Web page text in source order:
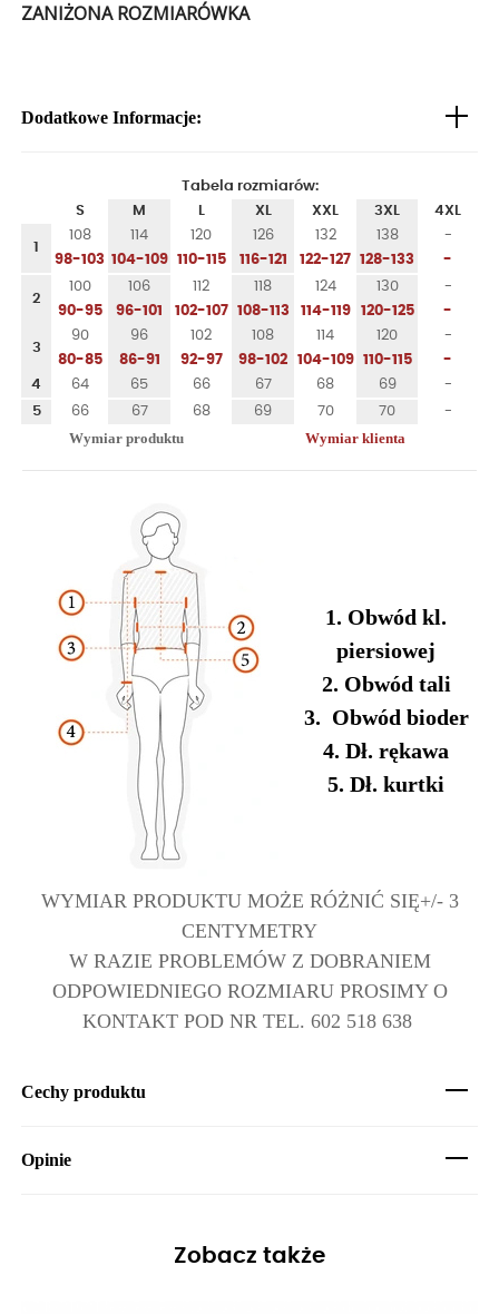
ZANIŻONA ROZMIARÓWKA
Dodatkowe Informacje:
Tabela rozmiarów:
S
M L XL XXL 3XL 4XL
108 114 120 126 132 138
-
98-103 104-109 110-115 116-121 122-127 128-133 -
2
100 106 112 118 124 130
-
90-95
96-101 102-107 108-113 114-119 120-125 -
3
90 96 102 108 114 120
-
80-85
86-91 92-97 98-102 104-109 110-115
-
4
64 65 66 67 68 69
-
5
66 67 68 69 70 70 -
Wymiar produktu Wymiar klienta
1. Obwód kl.
piersiowej
2. Obwód tali
3. Obwód bioder
4. Dł. rękawa
5. Dł. kurtki
WYMIAR PRODUKTU MOŻE RÓŻNIĆ SIĘ+/- 3
CENTYMETRY
W RAZIE PROBLEMÓW Z DOBRANIEM
ODPOWIEDNIEGO ROZMIARU PROSIMY O
KONTAKT POD NR TEL. 602 518 638
Cechy produktu
Opinie
Zobacz także